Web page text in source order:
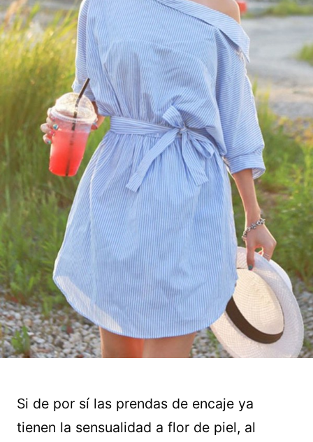
Si de por sí las prendas de encaje ya
tienen la sensualidad a flor de piel, al